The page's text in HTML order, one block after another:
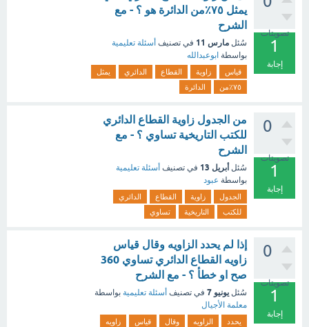
تصويتات
1
إجابة
يمثل ٧٥٪؜من الدائرة هو ؟ - مع
الشرح
سُئل مارس 11 في تصنيف أسئلة تعليمية
بواسطة ابوعبدالله
قياس زاوية القطاع الدائري
يمثل
٧٥٪؜من
الدائرة
0
تصويتات
1
إجابة
من الجدول زاوية القطاع الدائري
للكتب التاريخية تساوي ؟ - مع
الشرح
سُئل أبريل 13 في تصنيف أسئلة تعليمية
بواسطة عبود
الجدول زاوية القطاع
الدائري
للكتب
التاريخية تساوي
0
تصويتات
1
إجابة
إذا لم يحدد الزاويه وقال قياس
زاويه القطاع الدائري تساوي 360
صح او خطأ ؟ - مع الشرح
سُئل يونيو 7 في تصنيف أسئلة تعليمية بواسطة
معلمة الأجيال
يحدد الزاويه وقال قياس
زاويه